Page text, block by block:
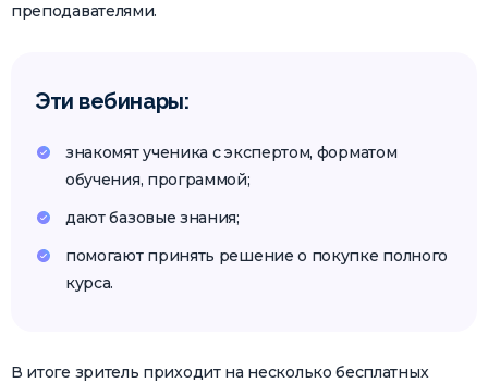
преподавателями.
Эти вебинары:
знакомят ученика с экспертом, форматом
обучения, программой;
дают базовые знания;
помогают принять решение о покупке полного
курса.
В итоге зритель приходит на несколько бесплатных